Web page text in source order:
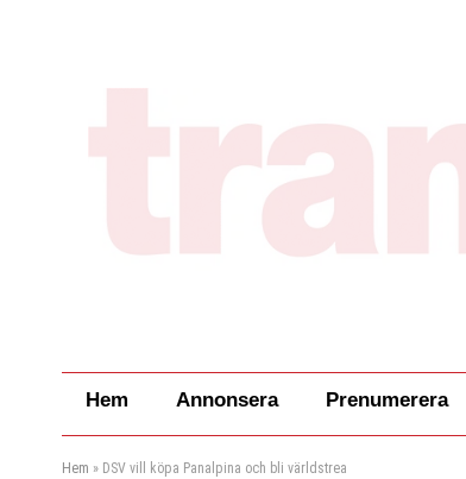
Hem Annonsera Prenumerera
Hem » DSV vill köpa Panalpina och bli världstrea